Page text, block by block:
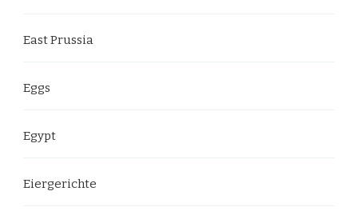
East Prussia
Eggs
Egypt
Eiergerichte